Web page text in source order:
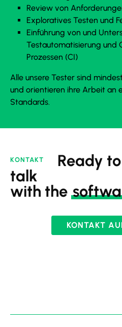
Review von
Exploratives Testen und
Einführung von und
Testautomatisierung und
Prozessen (CI)
Alle unsere Tester sind
und orientieren ihre Arbeit an
Standards.
KONTAKT
Ready
talk
with the
KONTAKT